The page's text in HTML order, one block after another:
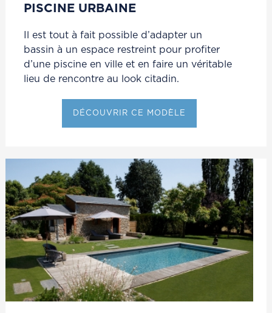
PISCINE URBAINE
Il est tout à fait possible d’adapter un
bassin à un espace restreint pour profiter
d’une piscine en ville et en faire un véritable
lieu de rencontre au look citadin.
DÉCOUVRIR CE MODÈLE